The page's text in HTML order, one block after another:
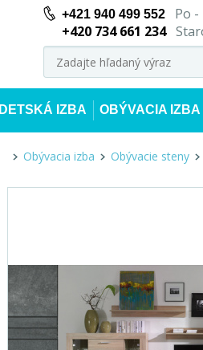
+421 940 499 552
Po -
+420 734 661 234
DETSKÁ IZBA OBÝVACIA IZBA
Obývacia izba Obývacie steny